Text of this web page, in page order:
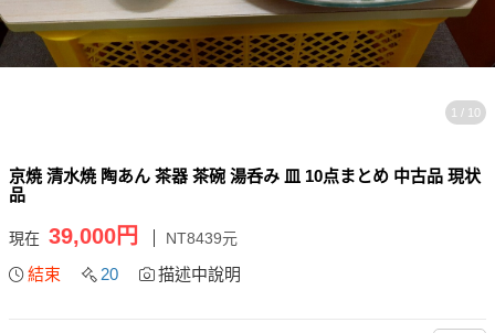
1 / 10
京焼 清水焼 陶あん 茶器 茶碗 湯呑み 皿 10点まとめ 中古品 現状
品
現在 39,000円 NT8439元
結束 20 描述中說明